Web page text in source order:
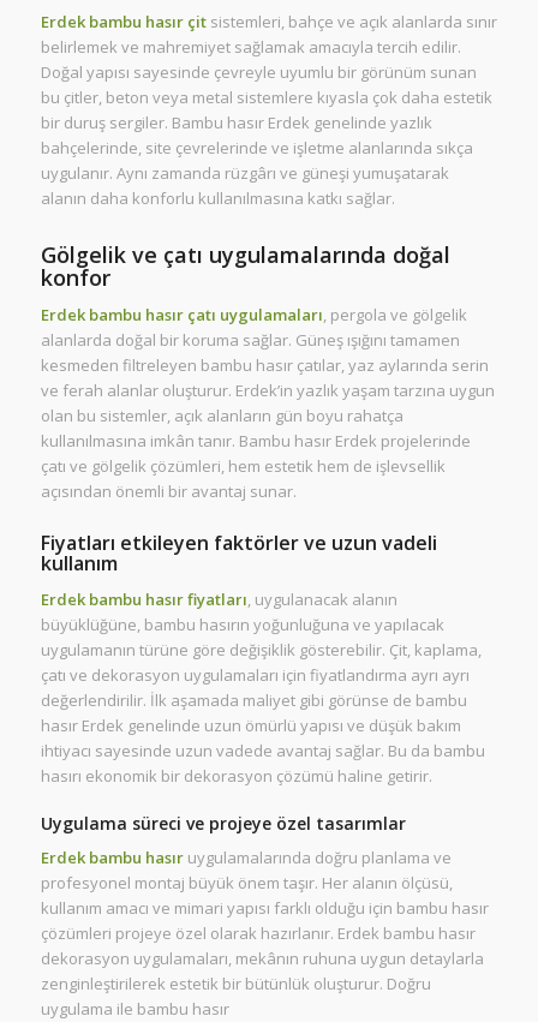
Erdek bambu hasır çitsistemleri, bahçe ve açık alanlarda sınır
belirlemek ve mahremiyet sağlamak amacıyla tercih edilir.
Doğal yapısı sayesinde çevreyle uyumlu bir görünüm sunan
bu çitler, beton veya metal sistemlere kıyasla çok daha estetik
bir duruş sergiler. Bambu hasır Erdek genelinde yazlık
bahçelerinde, site çevrelerinde ve işletme alanlarında sıkça
uygulanır. Aynı zamanda rüzgârı ve güneşi yumuşatarak
alanın daha konforlu kullanılmasına katkı sağlar.
Gölgelik ve çatı uygulamalarında doğal
konfor
Erdek bambu hasır çatı uygulamaları, pergola ve gölgelik
alanlarda doğal bir koruma sağlar. Güneş ışığını tamamen
kesmeden filtreleyen bambu hasır çatılar, yaz aylarında serin
ve ferah alanlar oluşturur. Erdek’in yazlık yaşam tarzına uygun
olan bu sistemler, açık alanların gün boyu rahatça
kullanılmasına imkân tanır. Bambu hasır Erdek projelerinde
çatı ve gölgelik çözümleri, hem estetik hem de işlevsellik
açısından önemli bir avantaj sunar.
Fiyatları etkileyen faktörler ve uzun vadeli
kullanım
Erdek bambu hasır fiyatları, uygulanacak alanın
büyüklüğüne, bambu hasırın yoğunluğuna ve yapılacak
uygulamanın türüne göre değişiklik gösterebilir. Çit, kaplama,
çatı ve dekorasyon uygulamaları için fiyatlandırma ayrı ayrı
değerlendirilir. İlk aşamada maliyet gibi görünse de bambu
hasır Erdek genelinde uzun ömürlü yapısı ve düşük bakım
ihtiyacı sayesinde uzun vadede avantaj sağlar. Bu da bambu
hasırı ekonomik bir dekorasyon çözümü haline getirir.
Uygulama süreci ve projeye özel tasarımlar
Erdek bambu hasıruygulamalarında doğru planlama ve
profesyonel montaj büyük önem taşır. Her alanın ölçüsü,
kullanım amacı ve mimari yapısı farklı olduğu için bambu hasır
çözümleri projeye özel olarak hazırlanır. Erdek bambu hasır
dekorasyon uygulamaları, mekânın ruhuna uygun detaylarla
zenginleştirilerek estetik bir bütünlük oluşturur. Doğru
uygulama ile bambu hasır